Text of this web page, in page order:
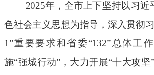
2025年，全市上下坚持以习近
色社会主义思想为指导，深入贯彻
1”重要要求和省委“132”总体工作
施“强城行动”，大力开展“十大攻坚